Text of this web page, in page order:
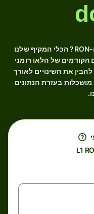
מחפשים שערי חליפין היסטוריים של ה-RON? הכלי המקיף שלנו
הקודמים של הלאו רומני
את השינויים לאורך
בעזרת הנתונים
L1